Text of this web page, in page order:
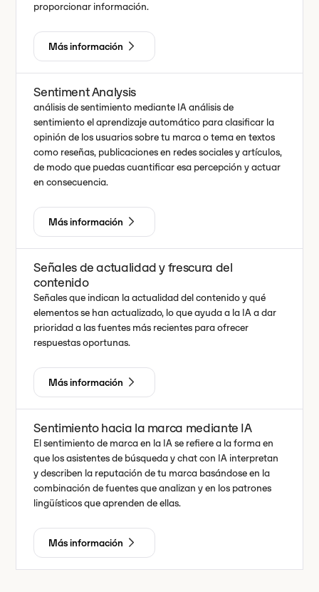
proporcionar información.
Más información
Sentiment Analysis
análisis de sentimiento mediante IA análisis de
sentimiento el aprendizaje automático para clasificar la
opinión de los usuarios sobre tu marca o tema en textos
como reseñas, publicaciones en redes sociales y artículos,
de modo que puedas cuantificar esa percepción y actuar
en consecuencia.
Más información
Señales de actualidad y frescura del
contenido
Señales que indican la actualidad del contenido y qué
elementos se han actualizado, lo que ayuda a la IA a dar
prioridad a las fuentes más recientes para ofrecer
respuestas oportunas.
Más información
Sentimiento hacia la marca mediante IA
El sentimiento de marca en la IA se refiere a la forma en
que los asistentes de búsqueda y chat con IA interpretan
y describen la reputación de tu marca basándose en la
combinación de fuentes que analizan y en los patrones
lingüísticos que aprenden de ellas.
Más información